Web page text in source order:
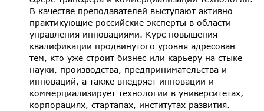
В качестве преподавателей выступают активно
практикующие российские эксперты в области
управления инновациями. Курс повышения
квалификации продвинутого уровня адресован
тем, кто уже строит бизнес или карьеру на стыке
науки, производства, предпринимательства и
инноваций, а также внедряет инновации и
коммерциализирует технологии в университетах,
корпорациях, стартапах, институтах развития.